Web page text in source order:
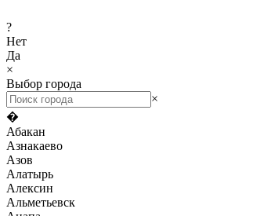
?
Нет
Да
×
Выбор города
×
�
Абакан
Азнакаево
Азов
Алатырь
Алексин
Альметьевск